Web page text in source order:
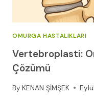
OMURGA HASTALIKLARI
Vertebroplasti:
Çözümü
By KENAN ŞİMŞEK